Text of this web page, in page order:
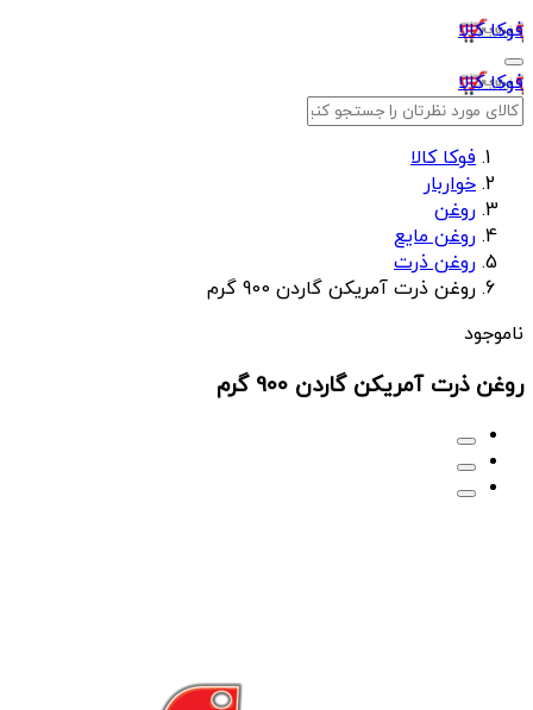
فوکا کالا
فوکا کالا
فوکا کالا
خواربار
روغن
روغن مایع
روغن ذرت
روغن ذرت آمریکن گاردن 900 گرم
ناموجود
روغن ذرت آمریکن گاردن 900 گرم